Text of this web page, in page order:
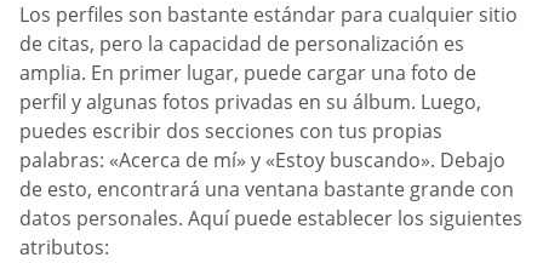
Los perfiles son bastante estándar para cualquier sitio
de citas, pero la capacidad de personalización es
amplia. En primer lugar, puede cargar una foto de
perfil y algunas fotos privadas en su álbum. Luego,
puedes escribir dos secciones con tus propias
palabras: «Acerca de mí» y «Estoy buscando». Debajo
de esto, encontrará una ventana bastante grande con
datos personales. Aquí puede establecer los siguientes
atributos: